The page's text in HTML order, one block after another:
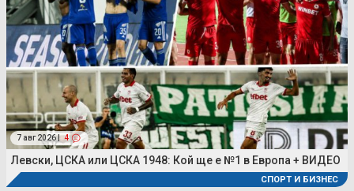
7 авг 2026 | 4
Левски, ЦСКА или ЦСКА 1948: Кой ще е №1 в Европа + ВИДЕО
СПОРТ И БИЗНЕС